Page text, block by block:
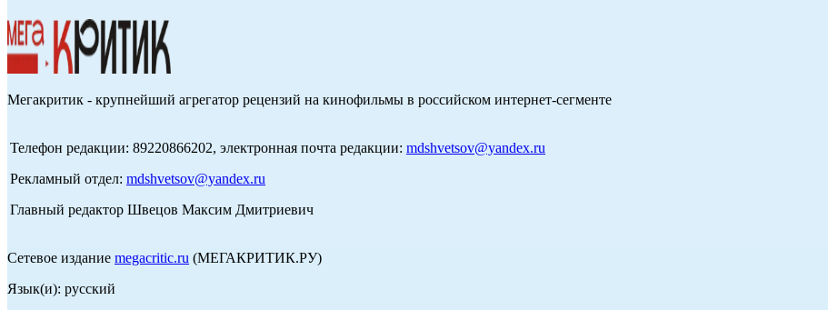
Мегакритик - крупнейший агрегатор рецензий на кинофильмы в российском интернет-сегменте
Телефон редакции: 89220866202, электронная почта редакции: mdshvetsov@yandex.ru
Рекламный отдел: mdshvetsov@yandex.ru
Главный редактор Швецов Максим Дмитриевич
Сетевое издание megacritic.ru (МЕГАКРИТИК.РУ)
Язык(и): русский